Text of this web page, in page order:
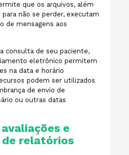
que os arquivos, além
não se perder, executam
de mensagens aos
consulta de seu paciente,
eletrônico permitem
na data e horário
podem ser utilizados
de envio de
ou outras datas
e
relatórios